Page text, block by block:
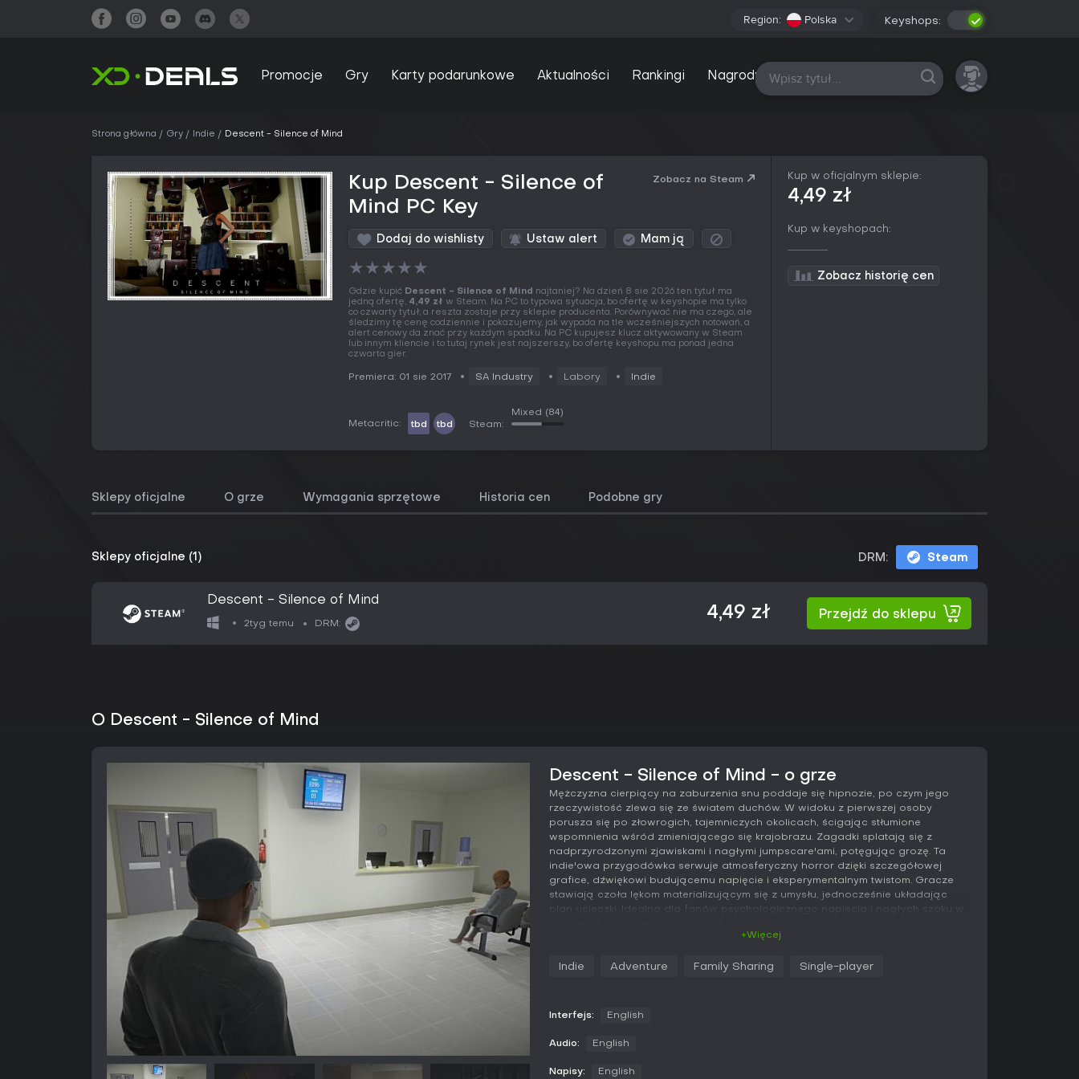
Region: Polska Keyshops:
Promocje Gry Karty podarunkowe Aktualności Rankingi Nagrody Wszystkie platformy
Strona główna Gry Indie Descent - Silence of Mind
Kup Descent - Silence of
Mind PC Key
Zobacz na Steam
Dodaj do wishlisty Ustaw alert Mam ją
★★★★★
Gdzie kupić Descent - Silence of Mind najtaniej? Na dzień 8 sie 2026 ten tytuł ma
jedną ofertę, 4,49 zł w Steam. Na PC to typowa sytuacja, bo ofertę w keyshopie ma tylko
co czwarty tytuł, a reszta zostaje przy sklepie producenta. Porównywać nie ma czego, ale
śledzimy tę cenę codziennie i pokazujemy, jak wypada na tle wcześniejszych notowań, a
alert cenowy da znać przy każdym spadku. Na PC kupujesz klucz aktywowany w Steam
lub innym kliencie i to tutaj rynek jest najszerszy, bo ofertę keyshopu ma ponad jedna
czwarta gier.
Premiera: 01 sie 2017 SA Industry Labory Indie
Metacritic: tbd tbd Steam:
Mixed (84)
Kup w oficjalnym sklepie:
4,49 zł
Kup w keyshopach:
Zobacz historię cen
Sklepy oficjalne O grze Wymagania sprzętowe Historia cen Podobne gry
Sklepy oficjalne (1) DRM: Steam
Descent - Silence of Mind
2tyg temu DRM:
4,49 zł Przejdź do sklepu
O Descent - Silence of Mind
Descent - Silence of Mind - o grze
Mężczyzna cierpiący na zaburzenia snu poddaje się hipnozie, po czym jego
rzeczywistość zlewa się ze światem duchów. W widoku z pierwszej osoby
porusza się po złowrogich, tajemniczych okolicach, ścigając stłumione
wspomnienia wśród zmieniającego się krajobrazu. Zagadki splatają się z
nadprzyrodzonymi zjawiskami i nagłymi jumpscare'ami, potęgując grozę. Ta
indie'owa przygodówka serwuje atmosferyczny horror dzięki szczegółowej
grafice, dźwiękowi budującemu napięcie i eksperymentalnym twistom. Gracze
stawiają czoła lękom materializującym się z umysłu, jednocześnie układając
plan ucieczki. Idealna dla fanów psychologicznego napięcia i nagłych szoku w
repressed memories to move forward.
+Więcej
Indie Adventure Family Sharing Single-player
Interfejs: English
Audio: English
Napisy: English